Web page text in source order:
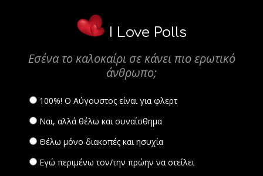
I Love Polls
Εσένα το καλοκαίρι σε κάνει πιο ερωτικό
άνθρωπο;
100%! Ο Αύγουστος είναι για φλερτ
Ναι, αλλά θέλω και συναίσθημα
Θέλω μόνο διακοπές και ησυχία
Εγώ περιμένω τον/την πρώην να στείλει